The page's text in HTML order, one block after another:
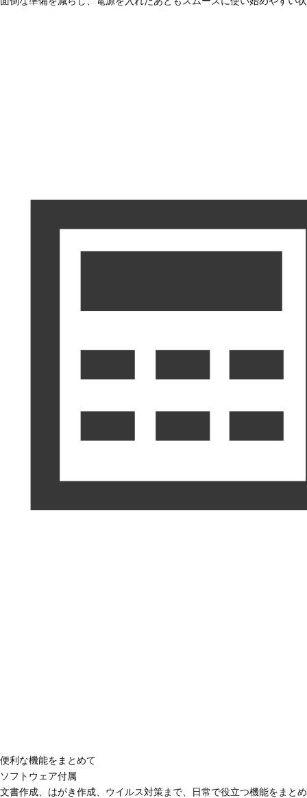
便利な機能をまとめて
ソフトウェア付属
文書作成、はがき作成、ウイルス対策まで、日常で役立つ機能をまと